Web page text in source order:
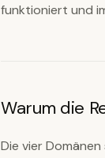
funktioniert und
Warum die
Die vier